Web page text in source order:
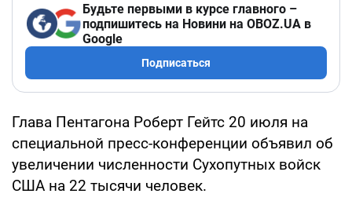
Будьте первыми в курсе главного –
подпишитесь на Новини на OBOZ.UA в
Google
Подписаться
Глава Пентагона Роберт Гейтс 20 июля на
специальной пресс-конференции объявил об
увеличении численности Сухопутных войск
США на 22 тысячи человек.